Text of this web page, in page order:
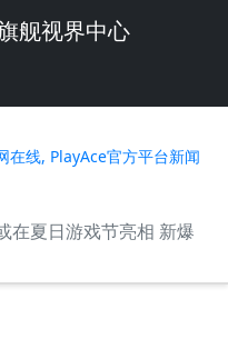
舰视界中心
在线, PlayAce官方平台新闻
在夏日游戏节亮相 新爆